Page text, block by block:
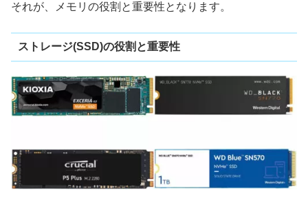
それが、メモリの役割と重要性となります。
ストレージ(SSD)の役割と重要性